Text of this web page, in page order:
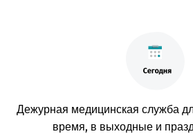
Дежурная медицинская служба
время, в выходные и